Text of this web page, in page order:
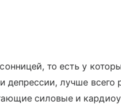
то есть у
депрессии, лучше
силовые и